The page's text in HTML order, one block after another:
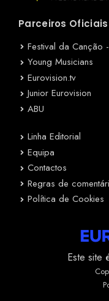
Parceiros Oficiais
Festival da Canção
Young Musicians
Eurovision.tv
Junior Eurovision
ABU
Linha Editorial
Equipa
Contactos
Regras de
Política de Cookies
Este site